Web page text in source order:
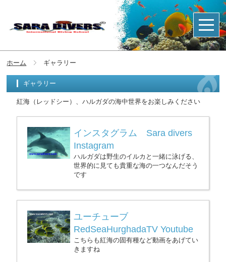
ホーム ギャラリー
ギャラリー
紅海（レッドシー）、ハルガダの海中世界をお楽しみください
インスタグラム Sara divers
Instagram
ハルガダは野生のイルカと一緒に泳げる、
世界的に見ても貴重な海の一つなんだそう
です
ユーチューブ
RedSeaHurghadaTV Youtube
こちらも紅海の固有種など動画をあげてい
きますね